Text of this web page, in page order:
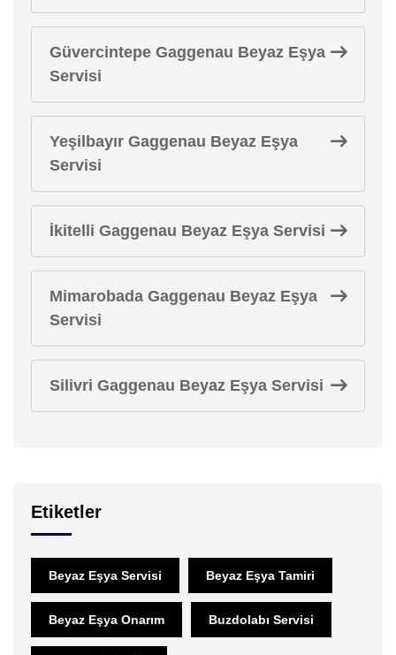
Güvercintepe Gaggenau Beyaz Eşya
Servisi
Yeşilbayır Gaggenau Beyaz Eşya
Servisi
İkitelli Gaggenau Beyaz Eşya Servisi
Mimarobada Gaggenau Beyaz Eşya
Servisi
Silivri Gaggenau Beyaz Eşya Servisi
Etiketler
Beyaz Eşya Servisi Beyaz Eşya Tamiri
Beyaz Eşya Onarım Buzdolabı Servisi